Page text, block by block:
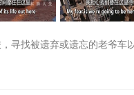
寻找被遗弃或遗忘的老爷车